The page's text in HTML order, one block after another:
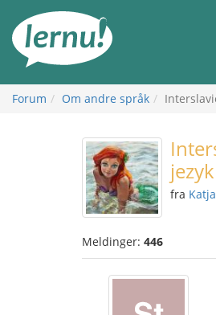
innholdet
Forum Om andre språk
jezyk
fra
Meldinger: 446